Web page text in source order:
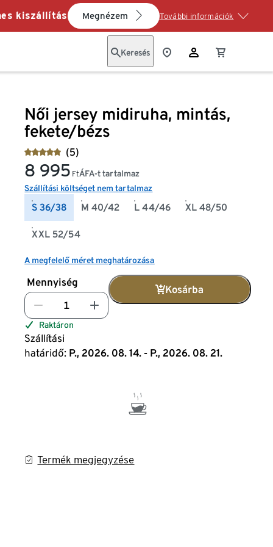
kiszállítás Megnézem További információk
Keresés
Női jersey midiruha, mintás,
fekete/bézs
(5)
8 995 FtÁFA-t tartalmaz
Szállítási költséget nem tartalmaz
S 36/38 M 40/42 L 44/46 XL 48/50
XXL 52/54
A megfelelő méret meghatározása
Mennyiség
Kosárba
Raktáron
Szállítási
határidő: P., 2026. 08. 14. - P., 2026. 08. 21.
Termék megjegyzése